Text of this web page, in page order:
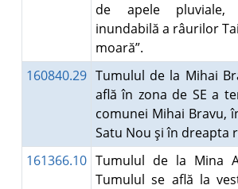
de apele pluviale,
inundabilă a râurilor
moară”.
160840.29 Tumulul de la Mihai
află în zona de SE a
comunei Mihai Bravu,
Satu Nou şi în dreapta
161366.10 Tumulul de la Mina
Tumulul se află la